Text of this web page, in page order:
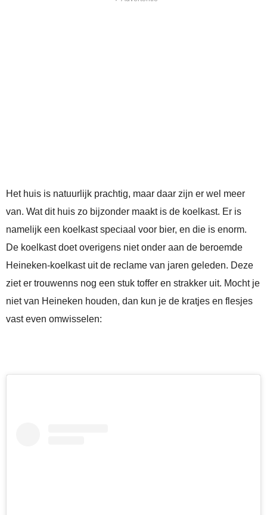
Het huis is natuurlijk prachtig, maar daar zijn er wel meer
van. Wat dit huis zo bijzonder maakt is de koelkast. Er is
namelijk een koelkast speciaal voor bier, en die is enorm.
De koelkast doet overigens niet onder aan de beroemde
Heineken-koelkast uit de reclame van jaren geleden. Deze
ziet er trouwenns nog een stuk toffer en strakker uit. Mocht je
niet van Heineken houden, dan kun je de kratjes en flesjes
vast even omwisselen: